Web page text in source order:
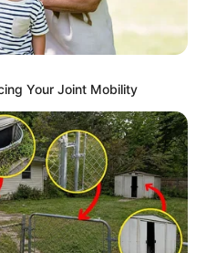
Your Joint Mobility